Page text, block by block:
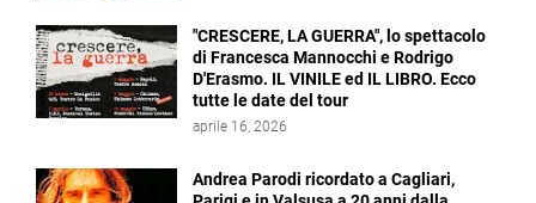
"CRESCERE, LA GUERRA", lo spettacolo
di Francesca Mannocchi e Rodrigo
D'Erasmo. IL VINILE ed IL LIBRO. Ecco
tutte le date del tour
aprile 16, 2026
Andrea Parodi ricordato a Cagliari,